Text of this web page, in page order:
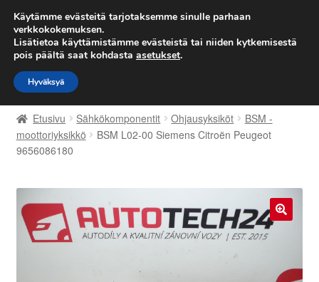
TOIMITUS alkaen 7 EUR
Siirry
navigointiin
Siirry
sisältöön
Etusivu
Kärry
Kuljetus
Maailmanlaajuinen toimitus
Etusivu Sähkökomponentit Ohjausyksiköt
BSM -
moottoriyksikkö
BSM L02-00 Siemens Citroën Peugeot
9656086180
Käytämme evästeitä tarjotaksemme sinulle parhaan
verkkokokemuksen.
Lisätietoa käyttämistämme evästeistä tai niiden kytkemisestä
pois päältä saat kohdasta asetukset.
Hyväksyä